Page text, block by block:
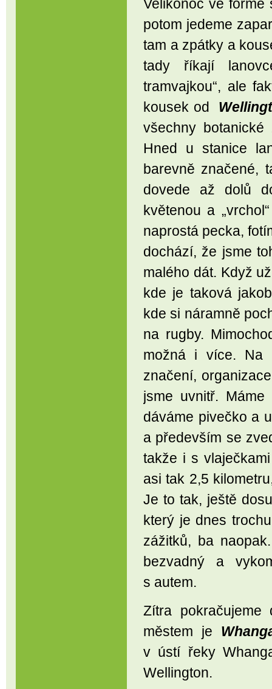
Velikonoc ve
potom jedeme
tam a zpátky a
tady říkají
tramvajkou“, ale
kousek od
všechny
Hned u stanice
barevně značené,
dovede až dolů
květenou a
naprostá pecka,
dochází, že jsme
malého dát. Když
kde je taková
kde si náramně
na rugby.
možná i více. Na
značení,
jsme uvnitř.
dáváme pivečko a
a především se
takže i s
asi tak 2,5
Je to tak, ještě
který je dnes
zážitků, ba
bezvadný a
s autem.
Zítra
městem je
v ústí řeky
Wellington.